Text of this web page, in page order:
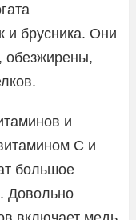
и брусника. Они
обезжирены,
и
С и
большое
Довольно